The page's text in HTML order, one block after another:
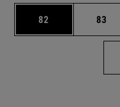
Página
82 83